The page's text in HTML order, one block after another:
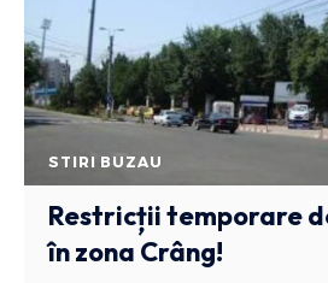
STIRI BUZAU
Restricții temporare
în zona Crâng!